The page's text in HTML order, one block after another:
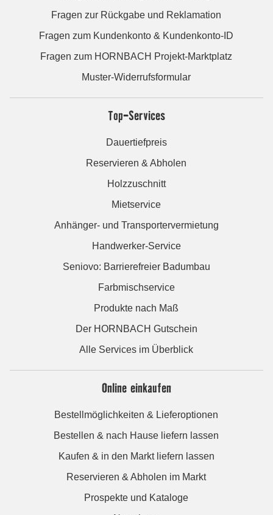
Fragen zur Rückgabe und Reklamation
Fragen zum Kundenkonto & Kundenkonto-ID
Fragen zum HORNBACH Projekt-Marktplatz
Muster-Widerrufsformular
Top-Services
Dauertiefpreis
Reservieren & Abholen
Holzzuschnitt
Mietservice
Anhänger- und Transportervermietung
Handwerker-Service
Seniovo: Barrierefreier Badumbau
Farbmischservice
Produkte nach Maß
Der HORNBACH Gutschein
Alle Services im Überblick
Online einkaufen
Bestellmöglichkeiten & Lieferoptionen
Bestellen & nach Hause liefern lassen
Kaufen & in den Markt liefern lassen
Reservieren & Abholen im Markt
Prospekte und Kataloge